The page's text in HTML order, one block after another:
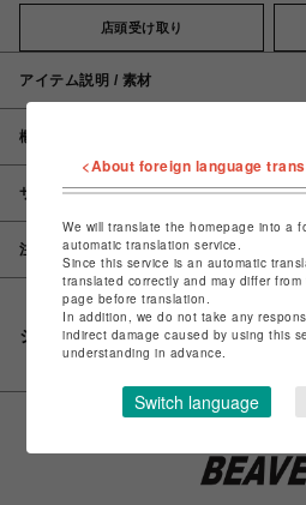
店頭受け取り
アイテム説明 / 素材
概要
サイズ
注意事項
シェアする
<About foreign language
We will translate the homepage into a
automatic translation service.
Since this service is an automatic
translated correctly and may differ
page before translation.
In addition, we do not take any
indirect damage caused by using this
understanding in advance.
Switch language